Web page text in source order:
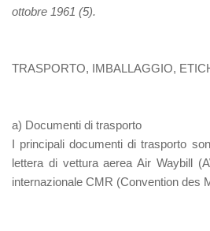
ottobre 1961 (5).
TRASPORTO, IMBALLAGGIO,
a) Documenti di trasporto
I principali documenti di trasporto
lettera di vettura aerea Air Waybill
internazionale CMR (Convention des